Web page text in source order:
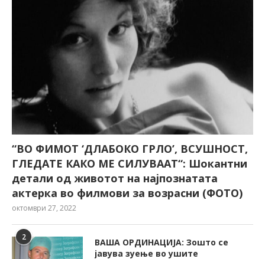
“ВО ФИМОТ ‘ДЛАБОКО ГРЛО’, ВСУШНОСТ,
ГЛЕДАТЕ КАКО МЕ СИЛУВААТ“: Шокантни
детали од животот на најпознатата
актерка во филмови за возрасни (ФОТО)
октомври 27, 2022
2
ВАША ОРДИНАЦИЈА: Зошто се
јавува зуење во ушите